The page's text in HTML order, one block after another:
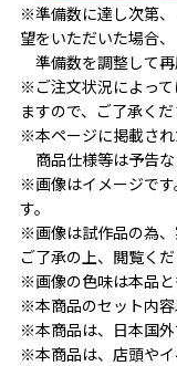
※準備数に達し次第
望をいただいた場合、
準備数を調整して再
※ご注文状況によっ
ますので、ご了承くだ
※本ページに掲載され
商品仕様等は予告な
※画像はイメージで
す。
※画像は試作品の為、
ご了承の上、閲覧くだ
※画像の色味は本品と
※本商品のセット内容
※本商品は、日本国外
※本商品は、店頭やイ